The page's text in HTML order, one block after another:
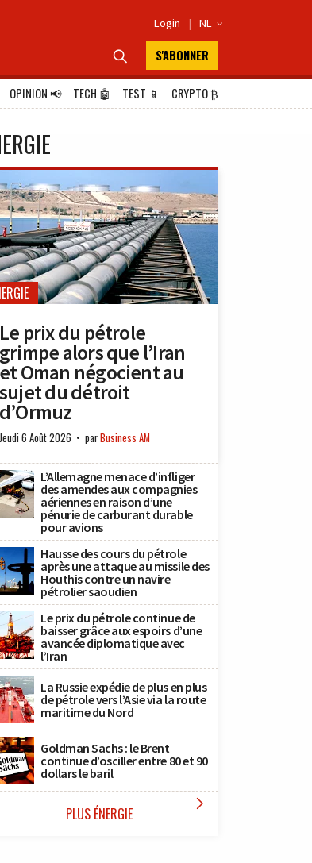
Login | NL 
 S'ABONNER
OPINION📢 TECH 🤖 TEST 📱 CRYPTO₿
Le prix du pétrole
grimpe alors que l’Iran
et Oman négocient au
sujet du détroit
d’Ormuz
Jeudi 6 Août 2026 parBusiness AM
L’Allemagne menace d’infliger
des amendes aux compagnies
aériennes en raison d’une
pénurie de carburant durable
pour avions
Hausse des cours du pétrole
après une attaque au missile des
Houthis contre un navire
pétrolier saoudien
Le prix du pétrole continue de
baisser grâce aux espoirs d’une
avancée diplomatique avec
l’Iran
La Russie expédie de plus en plus
de pétrole vers l’Asie via la route
maritime du Nord
Goldman Sachs : le Brent
continue d’osciller entre 80 et 90
dollars le baril
PLUS ÉNERGIE 